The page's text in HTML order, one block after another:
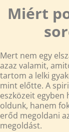
Miért
Mert nem egy
azaz valamit,
tartom a lelki
mint előtte. A
eszközeit egyben
oldunk, hanem
erőd megoldani
megoldást.